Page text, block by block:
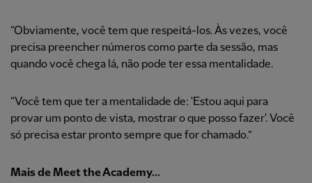
“Obviamente, você tem que respeitá-los. Às vezes, você
precisa preencher números como parte da sessão, mas
quando você chega lá, não pode ter essa mentalidade.
“Você tem que ter a mentalidade de: 'Estou aqui para
provar um ponto de vista, mostrar o que posso fazer'. Você
só precisa estar pronto sempre que for chamado.”
Mais de Meet the Academy...